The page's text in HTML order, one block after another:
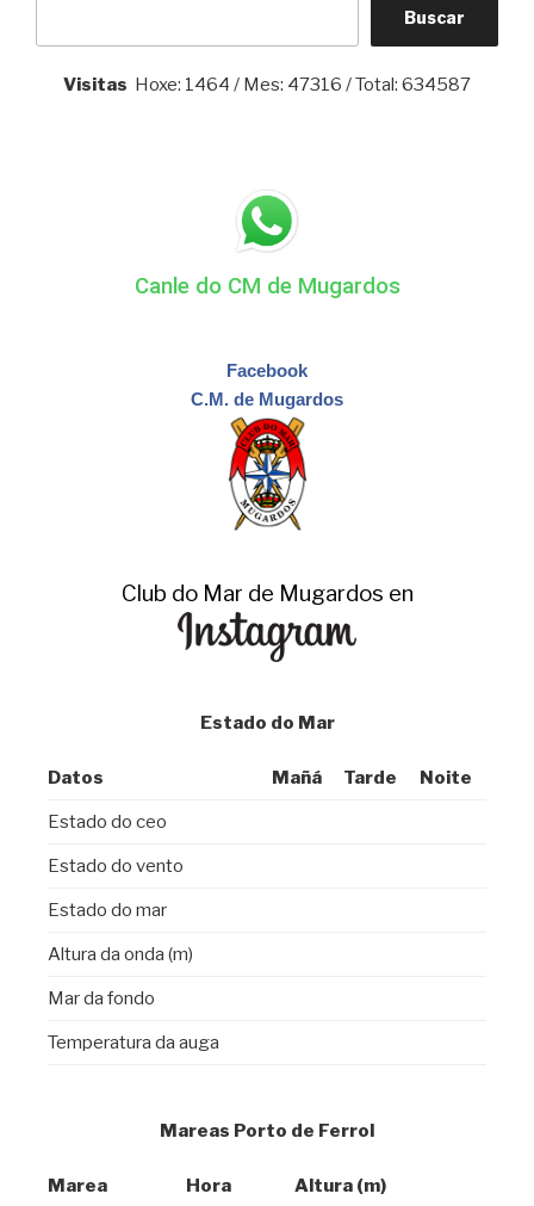
Buscar
Visitas Hoxe: 1464 / Mes: 47316 / Total: 634587
Canle do CM de Mugardos
Facebook
C.M. de Mugardos
Club do Mar de Mugardos en